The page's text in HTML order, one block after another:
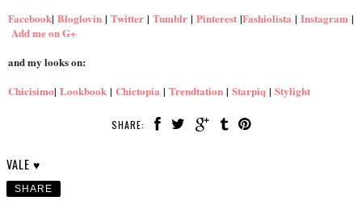
Facebook| Bloglovin | Twitter | Tumblr | Pinterest |Fashiolista | Instagram |
Add me on G+
and my looks on:
Chicisimo| Lookbook | Chictopia | Trendtation | Starpiq | Stylight
SHARE:
VALE ♥
SHARE